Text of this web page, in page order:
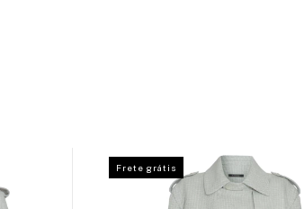
Frete grátis